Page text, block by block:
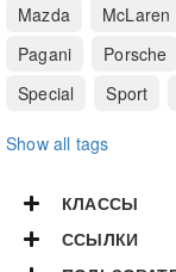
Mazda
McLaren
Pagani
Porsche
Special
Sport
Show all tags
КЛАССЫ
ССЫЛКИ